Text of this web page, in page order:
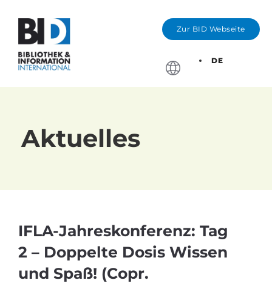
Zur BID Webseite
DE
Aktuelles
IFLA-Jahreskonferenz: Tag
2 – Doppelte Dosis Wissen
und Spaß! (Copr.